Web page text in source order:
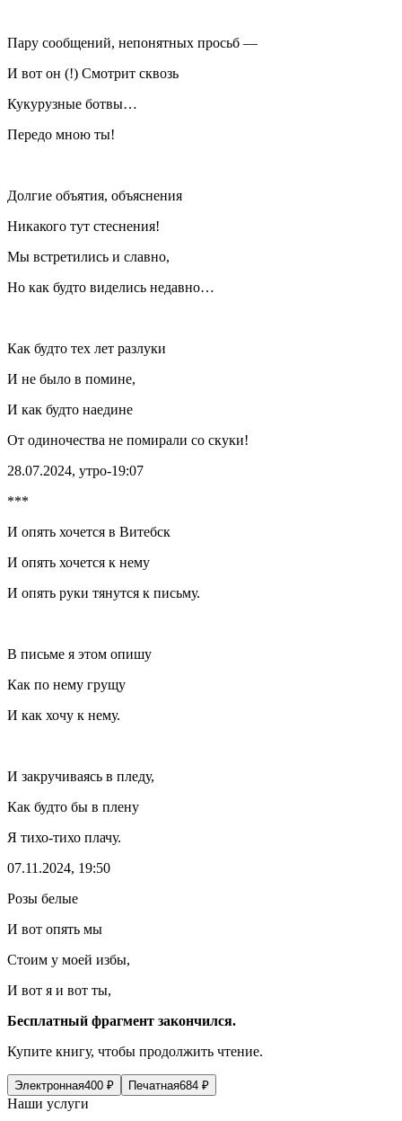
Пару сообщений, непонятных просьб —
И вот он (!) Смотрит сквозь
Кукурузные ботвы…
Передо мною ты!
Долгие объятия, объяснения
Никакого тут стеснения!
Мы встретились и славно,
Но как будто виделись недавно…
Как будто тех лет разлуки
И не было в помине,
И как будто наедине
От одиночества не помирали со скуки!
28.07.2024, утро-19:07
***
И опять хочется в Витебск
И опять хочется к нему
И опять руки тянутся к письму.
В письме я этом опишу
Как по нему грущу
И как хочу к нему.
И закручиваясь в пледу,
Как будто бы в плену
Я тихо-тихо плачу.
07.11.2024, 19:50
Розы белые
И вот опять мы
Стоим у моей избы,
И вот я и вот ты,
Бесплатный фрагмент закончился.
Купите книгу, чтобы продолжить чтение.
Электронная400 ₽ Печатная684 ₽
Наши услуги